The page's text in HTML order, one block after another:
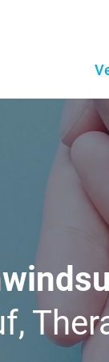
Private
Grippe: